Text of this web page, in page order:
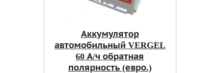
Аккумулятор
автомобильный VERGEL
60 А/ч обратная
полярность (евро.)